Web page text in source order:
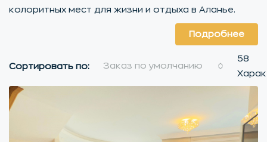
колоритных мест для жизни и отдыха в Аланье.
Подробнее
58
Сортировать по: Заказ по умолчанию